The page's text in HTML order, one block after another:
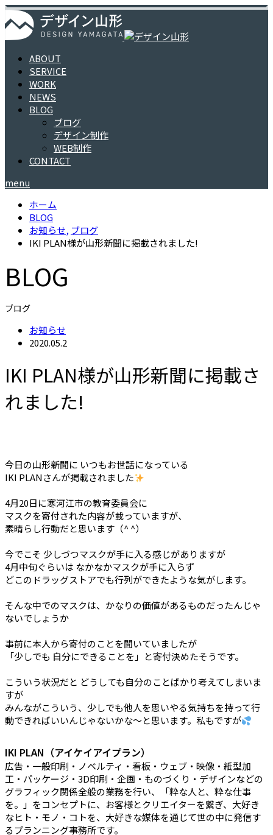
ABOUT
SERVICE
WORK
NEWS
BLOG
ブログ
デザイン制作
WEB制作
CONTACT
menu
ホーム
BLOG
お知らせ, ブログ
IKI PLAN様が山形新聞に掲載されました!
BLOG
ブログ
お知らせ
2020.05.2
IKI PLAN様が山形新聞に掲載さ
れました!
今日の山形新聞に いつもお世話になっている
IKI PLANさんが掲載されました
4月20日に寒河江市の教育委員会に
マスクを寄付された内容が載っていますが、
素晴らし行動だと思います（^ ^）
今でこそ 少しづつマスクが手に入る感じがありますが
4月中旬ぐらいは なかなかマスクが手に入らず
どこのドラッグストアでも行列ができたような気がします。
そんな中でのマスクは、かなりの価値があるものだったんじゃ
ないでしょうか
事前に本人から寄付のことを聞いていましたが
「少しでも 自分にできることを」と寄付決めたそうです。
こういう状況だと どうしても自分のことばかり考えてしまいま
すが
みんながこういう、少しでも他人を思いやる気持ちを持って行
動できればいいんじゃないかな〜と思います。私もですが
IKI PLAN（アイケイアイプラン）
広告・一般印刷・ノベルティ・看板・ウェブ・映像・紙型加
工・パッケージ・3D印刷・企画・ものづくり・デザインなどの
グラフィック関係全般の業務を行い、「粋な人と、粋な仕事
を。」をコンセプトに、お客様とクリエイターを繋ぎ、大好き
なヒト・モノ・コトを、大好きな媒体を通じて世の中に発信す
るプランニング事務所です。